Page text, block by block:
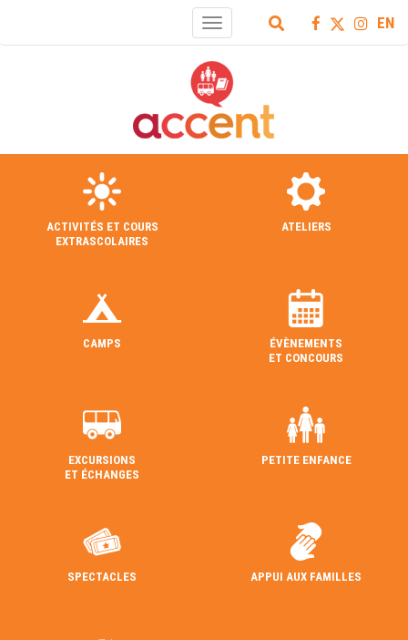
EN
Toggle
navigation
ACTIVITÉS ET COURS
EXTRASCOLAIRES
ATELIERS
CAMPS
ÉVÈNEMENTS
ET CONCOURS
EXCURSIONS
ET ÉCHANGES
PETITE ENFANCE
SPECTACLES APPUI AUX FAMILLES